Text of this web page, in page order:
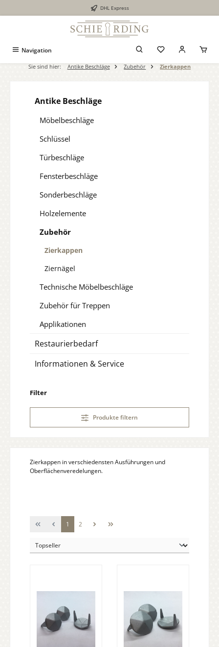
DHL Express
Navigation
Sie sind hier: Antike Beschläge Zubehör Zierkappen
Antike Beschläge
Möbelbeschläge
Schlüssel
Türbeschläge
Fensterbeschläge
Sonderbeschläge
Holzelemente
Zubehör
Zierkappen
Ziernägel
Technische Möbelbeschläge
Zubehör für Treppen
Applikationen
Restaurierbedarf
Informationen & Service
Filter
Produkte filtern
Zierkappen in verschiedensten Ausführungen und
Oberflächenveredelungen.
Seite
1 Seite
2